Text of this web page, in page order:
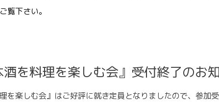
覧下さい。
酒を料理を楽しむ会』受付終了のお
を楽しむ会』はご好評に就き定員となりましたので、参加